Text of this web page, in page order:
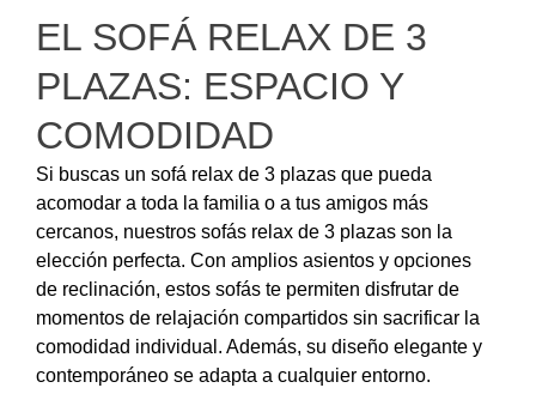
EL SOFÁ RELAX DE 3
PLAZAS: ESPACIO Y
COMODIDAD
Si buscas un sofá relax de 3 plazas que pueda
acomodar a toda la familia o a tus amigos más
cercanos, nuestros sofás relax de 3 plazas son la
elección perfecta. Con amplios asientos y opciones
de reclinación, estos sofás te permiten disfrutar de
momentos de relajación compartidos sin sacrificar la
comodidad individual. Además, su diseño elegante y
contemporáneo se adapta a cualquier entorno.